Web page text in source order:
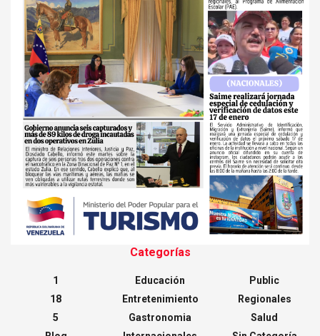
Categorías
1
18
5
Educación
Entretenimiento
Gastronomia
Public
Regionales
Salud